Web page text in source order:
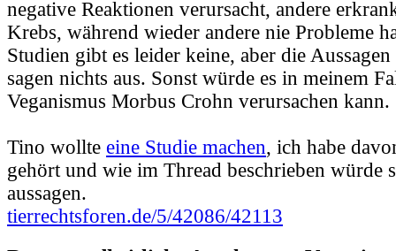
negative Reaktionen verursacht, andere
Krebs, während wieder andere nie Probleme
Studien gibt es leider keine, aber die
sagen nichts aus. Sonst würde es in meinem
Veganismus Morbus Crohn verursachen kann.
Tino wollte eine Studie machen, ich habe
gehört und wie im Thread beschrieben würde
aussagen.
tierrechtsforen.de/5/42086/42113